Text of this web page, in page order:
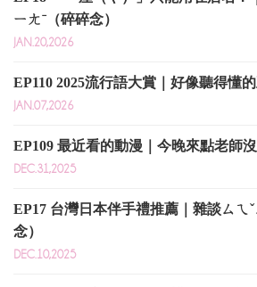
ㄧㄤˉ（碎碎念）
JAN.20,2026
EP110 2025流行語大賞｜好像聽得懂
JAN.07,2026
EP109 最近看的動漫｜今晚來點老師
DEC.31,2025
EP17 台灣日本伴手禮推薦｜雜談ㄙㄟ
念）
DEC.10,2025